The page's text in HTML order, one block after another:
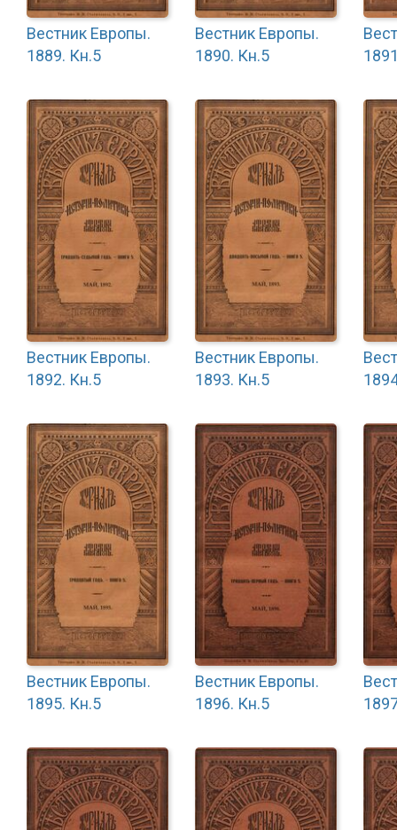
Вестник Европы.
1889. Кн.5
Вестник Европы.
1890. Кн.5
Вестник Европы.
1892. Кн.5
Вестник Европы.
1893. Кн.5
Вестник Европы.
1895. Кн.5
Вестник Европы.
1896. Кн.5